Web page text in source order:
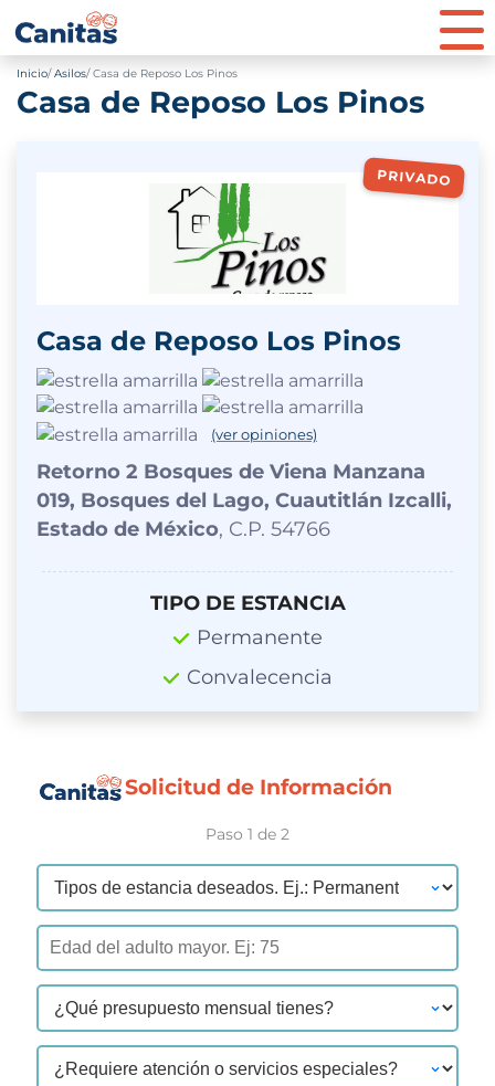
Inicio Asilos Casa de Reposo Los Pinos
Casa de Reposo Los Pinos
PRIVADO
Casa de Reposo Los Pinos
(ver opiniones)
Retorno 2 Bosques de Viena Manzana
019, Bosques del Lago, Cuautitlán Izcalli,
Estado de México, C.P. 54766
TIPO DE ESTANCIA
Permanente
Convalecencia
Solicitud de Información
Paso 1 de 2